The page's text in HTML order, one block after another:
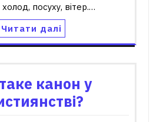
посуху, вітер.…
Читати далі
канон у